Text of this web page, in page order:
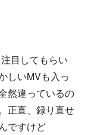
目してもらい
しいMVも入っ
然違っているの
正直、録り直せ
ですけど